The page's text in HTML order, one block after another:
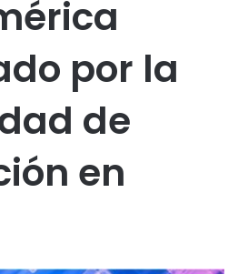
por la
de
en